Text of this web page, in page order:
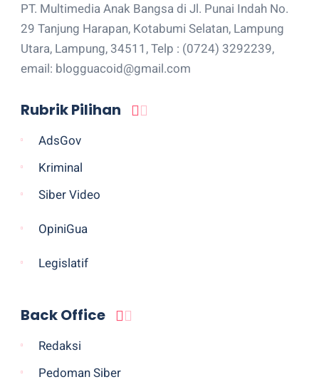
PT. Multimedia Anak Bangsa di Jl. Punai Indah No.
29 Tanjung Harapan, Kotabumi Selatan, Lampung
Utara, Lampung, 34511, Telp : (0724) 3292239,
email: blogguacoid@gmail.com
Rubrik Pilihan
AdsGov
Kriminal
Siber Video
OpiniGua
Legislatif
Back Office
Redaksi
Pedoman Siber